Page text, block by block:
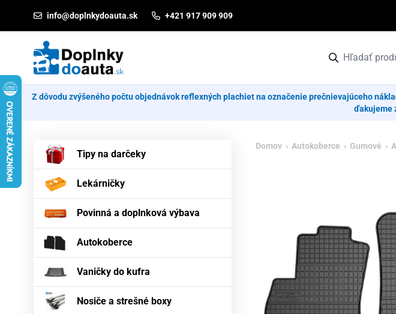
info@doplnkydoauta.sk +421 917 909 909
Z dôvodu zvýšeného počtu objednávok reflexných plachiet na označenie prečnievajúceho
ďakujeme
Tipy na darčeky
Lekárničky
Povinná a doplnková výbava
Autokoberce
Vaničky do kufra
Nosiče a strešné boxy
Domov › Autokoberce › Gumové ›